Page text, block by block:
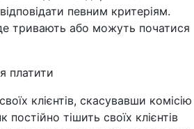
певним критеріям.
тривають або можуть початися
платити
клієнтів, скасувавши комісію
тішить своїх клієнтів